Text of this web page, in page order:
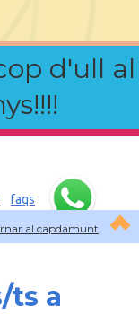
d'ull al
al capdamunt
faqs
ts a